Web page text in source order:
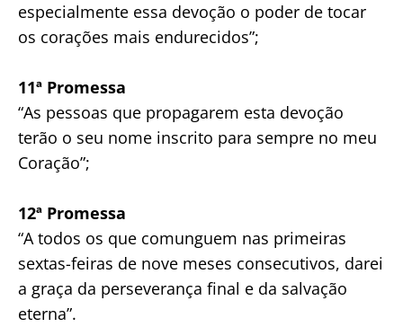
especialmente essa devoção o poder de tocar
os corações mais endurecidos”;
11ª Promessa
“As pessoas que propagarem esta devoção
terão o seu nome inscrito para sempre no meu
Coração”;
12ª Promessa
“A todos os que comunguem nas primeiras
sextas-feiras de nove meses consecutivos, darei
a graça da perseverança final e da salvação
eterna”.